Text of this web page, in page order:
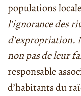
populations
l’ignorance des
d’expropriation.
non pas de leur
responsable
d’habitants du